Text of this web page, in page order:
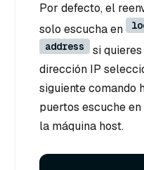
Por defecto, el
solo escucha en
address
si
dirección IP
siguiente comando
puertos escuche
la máquina host.